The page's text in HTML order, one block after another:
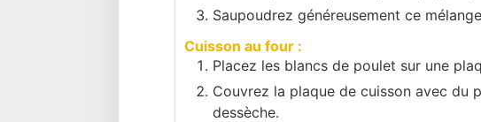
Saupoudrez généreusement ce
Cuisson au four :
Placez les blancs de poulet sur une
Couvrez la plaque de cuisson avec du
dessèche.